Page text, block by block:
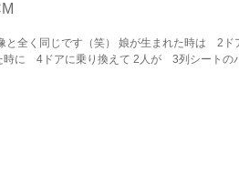
全く同じです（笑） 娘が生まれた時は 2ド
時に 4ドアに乗り換えて 2人が 3列シート